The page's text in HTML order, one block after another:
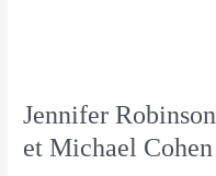
Jennifer Robinson
et Michael Cohen